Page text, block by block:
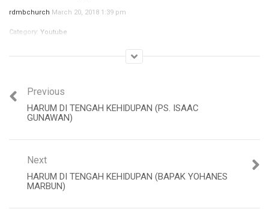
rdmbchurch March 20, 2018 1:39 pm
Category: Youtube
Previous
HARUM DI TENGAH KEHIDUPAN (PS. ISAAC
GUNAWAN)
Next
HARUM DI TENGAH KEHIDUPAN (BAPAK YOHANES
MARBUN)